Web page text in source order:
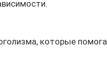
которые